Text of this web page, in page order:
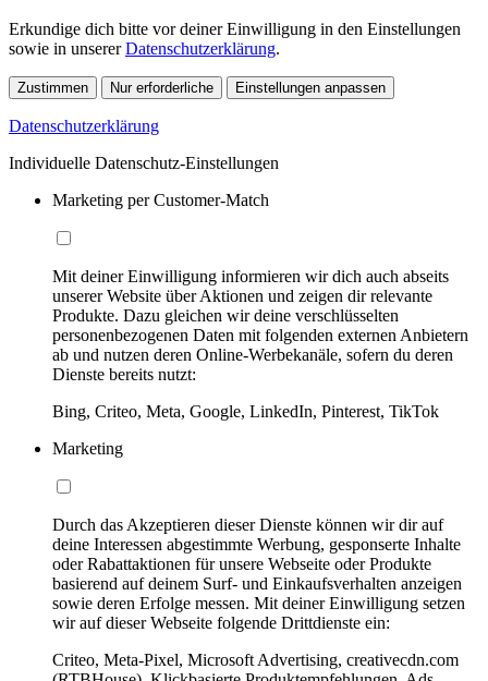
Erkundige dich bitte vor deiner Einwilligung in den Einstellungen
sowie in unsererDatenschutzerklärung.
Zustimmen Nur erforderliche Einstellungen anpassen
Datenschutzerklärung
Individuelle Datenschutz-Einstellungen
Marketing per Customer-Match
Mit deiner Einwilligung informieren wir dich auch abseits
unserer Website über Aktionen und zeigen dir relevante
Produkte. Dazu gleichen wir deine verschlüsselten
personenbezogenen Daten mit folgenden externen Anbietern
ab und nutzen deren Online-Werbekanäle, sofern du deren
Dienste bereits nutzt:
Bing, Criteo, Meta, Google, LinkedIn, Pinterest, TikTok
Marketing
Durch das Akzeptieren dieser Dienste können wir dir auf
deine Interessen abgestimmte Werbung, gesponserte Inhalte
oder Rabattaktionen für unsere Webseite oder Produkte
basierend auf deinem Surf- und Einkaufsverhalten anzeigen
sowie deren Erfolge messen. Mit deiner Einwilligung setzen
wir auf dieser Webseite folgende Drittdienste ein:
Criteo, Meta-Pixel, Microsoft Advertising, creativecdn.com